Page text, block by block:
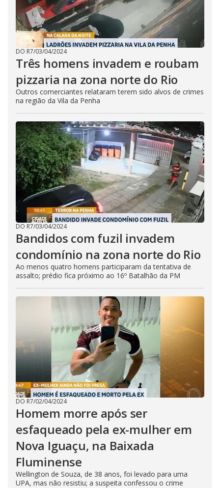
DO R7/03/04/2024
Três homens invadem e roubam
pizzaria na zona norte do Rio
Outros comerciantes relataram terem sido alvos de crimes
na região da Vila da Penha
DO R7/03/04/2024
Bandidos com fuzil invadem
condomínio na zona norte do Rio
Ao menos quatro homens participaram da tentativa de
assalto; prédio fica próximo ao 16º Batalhão da PM
DO R7/02/04/2024
Homem morre após ser
esfaqueado pela ex-mulher em
Nova Iguaçu, na Baixada
Fluminense
Wellington de Souza, de 38 anos, foi levado para uma
UPA, mas não resistiu; a suspeita confessou o crime